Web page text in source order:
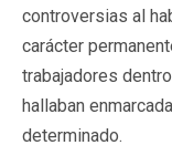
controversias al
carácter
trabajadores
hallaban
determinado.